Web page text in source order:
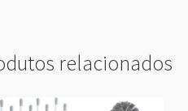
relacionados